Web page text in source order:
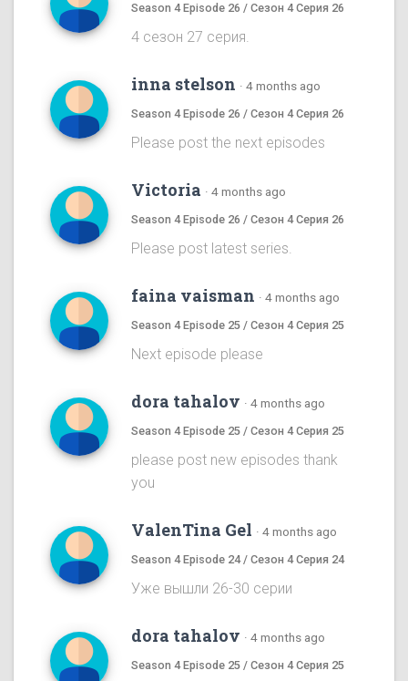
Season 4 Episode 26 / Сезон 4 Серия 26
4 сезон 27 серия.
inna stelson · 4 months ago
Season 4 Episode 26 / Сезон 4 Серия 26
Please post the next episodes
Victoria · 4 months ago
Season 4 Episode 26 / Сезон 4 Серия 26
Please post latest series.
faina vaisman · 4 months ago
Season 4 Episode 25 / Сезон 4 Серия 25
Next episode please
dora tahalov · 4 months ago
Season 4 Episode 25 / Сезон 4 Серия 25
please post new episodes thank
you
ValenTina Gel · 4 months ago
Season 4 Episode 24 / Сезон 4 Серия 24
Уже вышли 26-30 серии
dora tahalov · 4 months ago
Season 4 Episode 25 / Сезон 4 Серия 25